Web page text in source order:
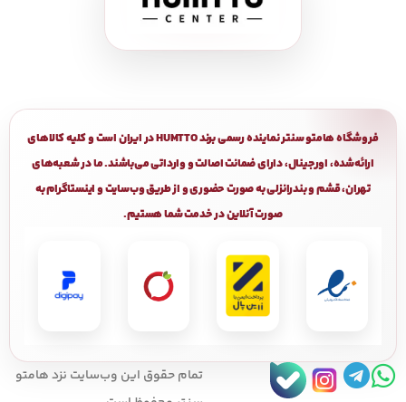
فروشگاه هامتو سنتر نماینده رسمی برند HUMTTO در ایران است و کلیه کالاهای
ارائه‌شده، اورجینال، دارای ضمانت اصالت و وارداتی می‌باشند. ما در شعبه‌های
تهران، قشم و بندرانزلی به صورت حضوری و از طریق وب‌سایت و اینستاگرام به
صورت آنلاین در خدمت شما هستیم.
تمام حقوق اين وب‌سايت نزد هامتو